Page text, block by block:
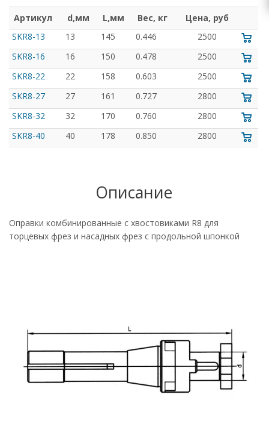
Артикул d,мм L,мм Вес, кг
Цена, руб
SKR8-13
13 145 0.446
2500
SKR8-16
16 150 0.478
2500
SKR8-22
22 158 0.603
2500
SKR8-27
27 161 0.727
2800
SKR8-32
32 170 0.760
2800
SKR8-40
40 178 0.850 2800
Описание
Оправки комбинированные с хвостовиками R8 для
торцевых фрез и насадных фрез с продольной шпонкой